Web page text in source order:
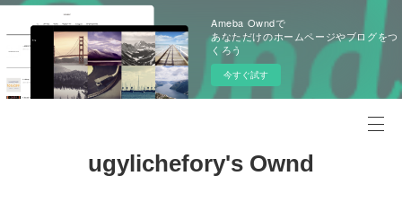
Ameba Owndで
あなただけのホームページやブログをつ
くろう
今すぐ試す
ugylichefory's Ownd